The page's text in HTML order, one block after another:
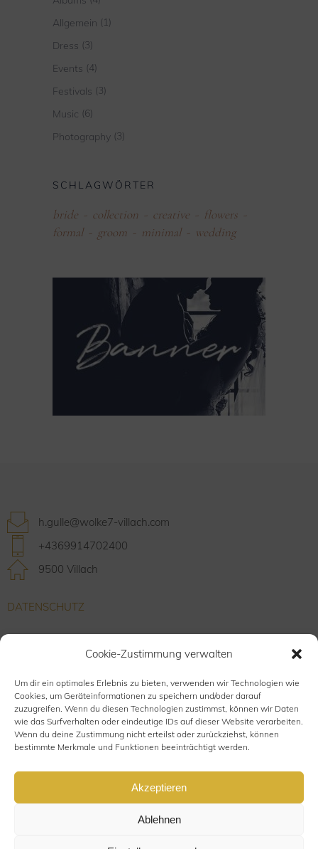
Cookie-Zustimmung verwalten
Um dir ein optimales Erlebnis zu bieten, verwenden wir Technologien wie
Cookies, um Geräteinformationen zu speichern und/oder darauf
zuzugreifen. Wenn du diesen Technologien zustimmst, können wir Daten
wie das Surfverhalten oder eindeutige IDs auf dieser Website verarbeiten.
Wenn du deine Zustimmung nicht erteilst oder zurückziehst, können
bestimmte Merkmale und Funktionen beeinträchtigt werden.
Akzeptieren
Ablehnen
Allgemein (1)
Dress (3)
Events (4)
Festivals (3)
Music (6)
Photography (3)
SCHLAGWÖRTER
bride collection creative
flowers
formal
groom minimal wedding
h.gulle@wolke7-villach.com
+4369914702400
9500 Villach
DATENSCHUTZ
FAQS
INSTAGRAM